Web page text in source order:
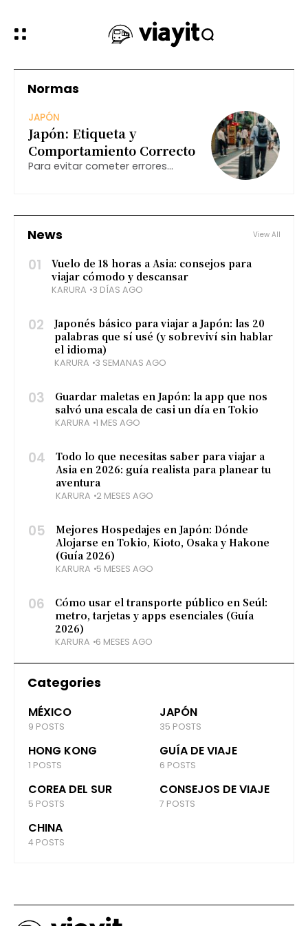
Normas
JAPÓN
Japón: Etiqueta y
Comportamiento Correcto
Para evitar cometer errores
News View All
01
Vuelo de 18 horas a Asia: consejos para
viajar cómodo y descansar
KARURA 3 DÍAS AGO
02
Japonés básico para viajar a Japón: las 20
palabras que sí usé (y sobreviví sin hablar
el idioma)
KARURA 3 SEMANAS AGO
03
Guardar maletas en Japón: la app que nos
salvó una escala de casi un día en Tokio
KARURA 1 MES AGO
04
Todo lo que necesitas saber para viajar a
Asia en 2026: guía realista para planear tu
aventura
KARURA 2 MESES AGO
05
Mejores Hospedajes en Japón: Dónde
Alojarse en Tokio, Kioto, Osaka y Hakone
(Guía 2026)
KARURA 5 MESES AGO
06
Cómo usar el transporte público en Seúl:
metro, tarjetas y apps esenciales (Guía
2026)
KARURA 6 MESES AGO
Categories
MÉXICO
9 POSTS
JAPÓN
35 POSTS
HONG KONG
1 POSTS
GUÍA DE VIAJE
6 POSTS
COREA DEL SUR
5 POSTS
CONSEJOS DE VIAJE
7 POSTS
CHINA
4 POSTS